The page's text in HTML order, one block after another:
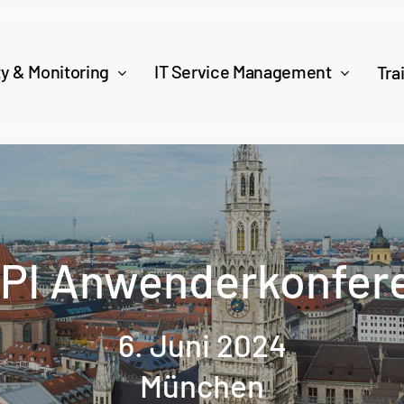
& Monitoring IT Service Management
6. Juni 2024
München